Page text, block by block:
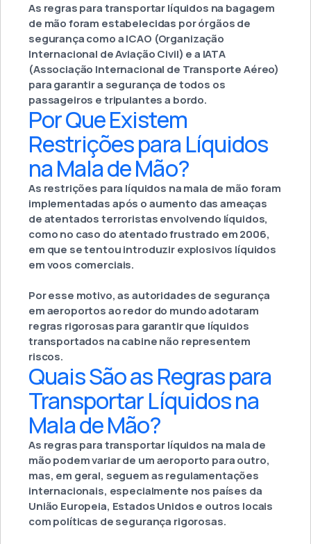
As regras para transportar líquidos na bagagem
de mão foram estabelecidas por órgãos de
segurança como a ICAO (Organização
Internacional de Aviação Civil) e a IATA
(Associação Internacional de Transporte Aéreo)
para garantir a segurança de todos os
passageiros e tripulantes a bordo.
Por Que Existem
Restrições para Líquidos
na Mala de Mão?
As restrições para líquidos na mala de mão foram
implementadas após o aumento das ameaças
de atentados terroristas envolvendo líquidos,
como no caso do atentado frustrado em 2006,
em que se tentou introduzir explosivos líquidos
em voos comerciais.
Por esse motivo, as autoridades de segurança
em aeroportos ao redor do mundo adotaram
regras rigorosas para garantir que líquidos
transportados na cabine não representem
riscos.
Quais São as Regras para
Transportar Líquidos na
Mala de Mão?
As regras para transportar líquidos na mala de
mão podem variar de um aeroporto para outro,
mas, em geral, seguem as regulamentações
internacionais, especialmente nos países da
União Europeia, Estados Unidos e outros locais
com políticas de segurança rigorosas.